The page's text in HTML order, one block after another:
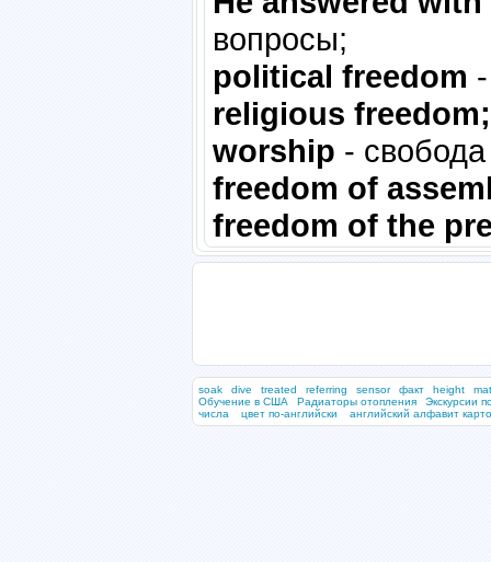
вопросы;
political freedom
religious
worship -
freedom of
freedom of the
soak dive treated referring sensor факт height
mat
Обучение в США
Радиаторы отопления
Экскурсии
числа
цвет по-английски английский алфавит